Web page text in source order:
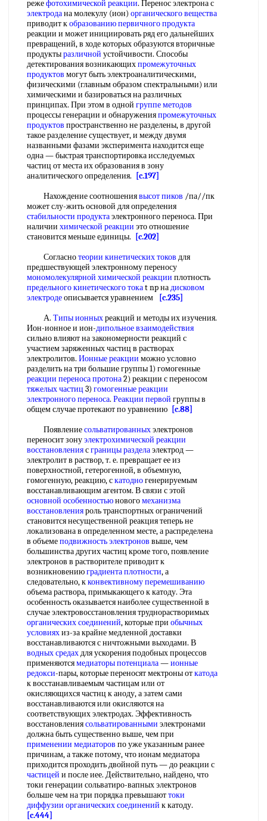
режефотохимической реакции. Перенос электрона с
электродана молекулу (ион) органического вещества
приводит кобразованию первичного продукта
реакции и может инициировать ряд его дальнейших
превращений, в ходе которых образуются вторичные
продуктыразличной устойчивости. Способы
детектирования возникающихпромежуточных
продуктов могут быть электроаналитическими,
физическими (главным образом спектральными) или
химическими и базироваться на различных
принципах. При этом в одной группе методов
процессы генерации и обнаруженияпромежуточных
продуктов пространственно не разделены, в другой
такое разделение существует, и между двумя
названными фазами эксперимента находится еще
одна — быстрая транспортировка исследуемых
частиц от места их образования в зону
аналитического определения.
[c.197]
Нахождение соотношениявысот пиков /па//пк
может слу-жить основой для определения
стабильности продуктаэлектронного переноса. При
наличии химической реакции это отношение
становится меньше единицы.
[c.202]
Согласнотеории кинетическихтоков для
предшествующей электронному переносу
мономолекулярной химической реакции плотность
предельного кинетическоготокаt np надисковом
электродеописывается уравнением
[c.235]
А. Типы ионныхреакций и методы их изучения.
Ион-ионное и ион-дипольное взаимодействия
сильно влияют на закономерности реакций с
участием заряженных частиц в растворах
электролитов. Ионные реакции можно условно
разделить на три большие группы 1) гомогенные
реакции переноса протона2) реакции с переносом
тяжелых частиц 3) гомогенные реакции
электронного переноса. Реакции первой группы в
общем случае протекают по уравнению [c.88]
Появлениесольватированныхэлектронов
переносит зонуэлектрохимической реакции
восстановлениясграницы разделаэлектрод —
электролит в раствор, т. е. превращает ее из
поверхностной, гетерогенной, в объемную,
гомогенную, реакцию, скатодногенерируемым
восстанавливающим агентом. В связи с этой
основной особенностьюновогомеханизма
восстановленияроль транспортных ограничений
становится несущественной реакция теперь не
локализована в определенном месте, а распределена
в объемеподвижность электронов выше, чем
большинства других частиц кроме того, появление
электронов в растворителе приводит к
возникновениюградиента плотности, а
следовательно, кконвективному перемешиванию
объема раствора, примыкающего к катоду. Эта
особенность оказывается наиболее существенной в
случае электровосстановления труднорастворимых
органических соединений, которые при обычных
условияхиз-за крайне медленной доставки
восстанавливаются с ничтожными выходами. В
водных средахдля ускорения подобных процессов
применяютсямедиаторы потенциала—ионные
редокси-пары, которые переносят мектроны откатода
к восстанавливаемым частицам или от
окисляющихся частнц к аноду, а затем сами
восстанавливаются или окисляются на
соответствующих электродах. Эффективность
восстановлениясольватированными электронами
должна быть существенно выше, чем при
применении медиаторов по уже указанным ранее
причинам, а также потому, что ионам медиатора
приходится проходить двойной путь — до реакции с
частицей и после иее. Действительно, найдено, что
токи генерации сольватиро-вапных электронов
больше чем на три порядка превышаюттоки
диффузии органических соединений к катоду.
[c.444]